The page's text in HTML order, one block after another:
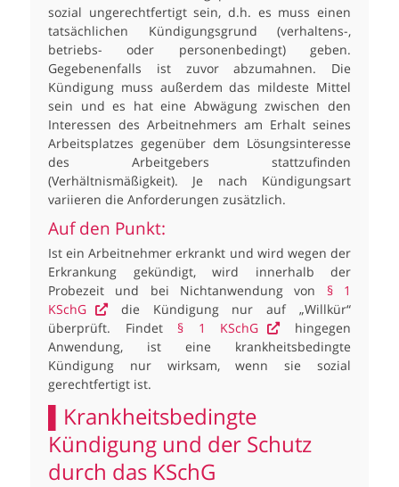
sozial ungerechtfertigt sein, d.h. es muss einen
tatsächlichen Kündigungsgrund (verhaltens-,
betriebs- oder personenbedingt) geben.
Gegebenenfalls ist zuvor abzumahnen. Die
Kündigung muss außerdem das mildeste Mittel
sein und es hat eine Abwägung zwischen den
Interessen des Arbeitnehmers am Erhalt seines
Arbeitsplatzes gegenüber dem Lösungsinteresse
des Arbeitgebers stattzufinden
(Verhältnismäßigkeit). Je nach Kündigungsart
variieren die Anforderungen zusätzlich.
Auf den Punkt:
Ist ein Arbeitnehmer erkrankt und wird wegen der
Erkrankung gekündigt, wird innerhalb der
Probezeit und bei Nichtanwendung von § 1
KSchG
die Kündigung nur auf „Willkür“
überprüft. Findet§ 1 KSchG
hingegen
Anwendung, ist eine krankheitsbedingte
Kündigung nur wirksam, wenn sie sozial
gerechtfertigt ist.
▌Krankheitsbedingte
Kündigung und der Schutz
durch das KSchG